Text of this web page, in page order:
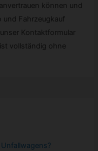
können und
und Fahrzeugkauf
Kontaktformular
vollständig ohne